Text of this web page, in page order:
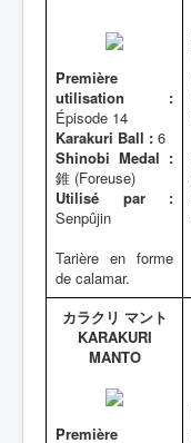
Première
utilisation :
Épisode 14
Karakuri Ball : 6
Shinobi Medal :
錐 (Foreuse)
Utilisé par :
Senpûjin
Tarière en forme
de calamar.
カラクリ マント
KARAKURI
MANTO
Première